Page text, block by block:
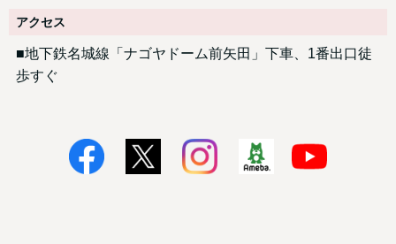
アクセス
■地下鉄名城線「ナゴヤドーム前矢田」下車、1番出口徒
歩すぐ